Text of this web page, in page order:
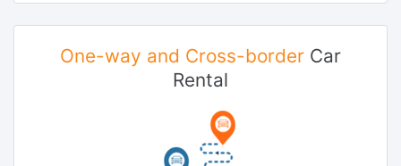
One-way and Cross-border Car
Rental